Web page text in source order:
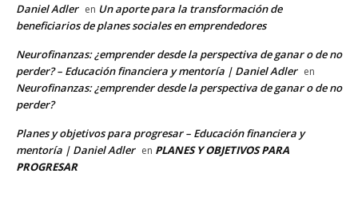
Daniel Adler en Un aporte para la transformación de
beneficiarios de planes sociales en emprendedores
Neurofinanzas: ¿emprender desde la perspectiva de ganar o de no
perder? – Educación financiera y mentoría | Daniel Adler en
Neurofinanzas: ¿emprender desde la perspectiva de ganar o de no
perder?
Planes y objetivos para progresar – Educación financiera y
mentoría | Daniel Adler en PLANES Y OBJETIVOS PARA
PROGRESAR